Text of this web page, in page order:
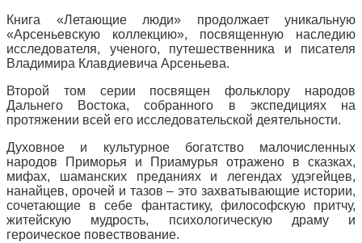
Книга «Летающие люди» продолжает уникальную
«Арсеньевскую коллекцию», посвященную наследию
исследователя, ученого, путешественника и писателя
Владимира Клавдиевича Арсеньева.
Второй том серии посвящен фольклору народов
Дальнего Востока, собранного в экспедициях на
протяжении всей его исследовательской деятельности.
Духовное и культурное богатство малочисленных
народов Приморья и Приамурья отражено в сказках,
мифах, шаманских преданиях и легендах удэгейцев,
нанайцев, орочей и тазов – это захватывающие истории,
сочетающие в себе фантастику, философскую притчу,
житейскую мудрость, психологическую драму и
героическое повествование.